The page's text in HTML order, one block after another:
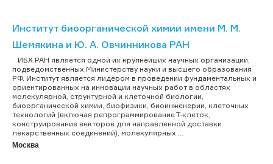
Институт биоорганической химии имени М. М.
Шемякина и Ю. А. Овчинникова РАН
ИБХ РАН является одной их крупнейших научных организаций,
подведомственных Министерству науки и высшего образования
РФ. Институт является лидером в проведении фундаментальных и
ориентированных на инновации научных работ в областях
молекулярной, структурной и клеточной биологии,
биоорганической химии, биофизики, биоинженерии, клеточных
технологий (включая репрограммирование Т-клеток,
конструирование векторов для направленной доставки
лекарственных соединений), молекулярных ...
Москва